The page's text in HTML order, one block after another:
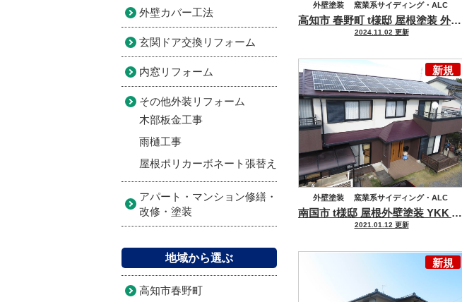
高知市 春野町 t様邸 屋根塗装 外壁塗装工事
2024.11.02 更新
外壁塗装
窯業系サイディング・ALC
屋根塗装
化粧スレート
ハウスメーカー
積水ハウス
新規
南国市 t様邸 屋根外壁塗装 YKK AP玄関ドア交換リフォーム 日本ペイント ファイン4Fベスト パーフェクトセラミックトップGで2色分けに施工しました。
2021.01.12 更新
外壁塗装
窯業系サイディング・ALC
屋根塗装
化粧スレート
ハウスメーカー
玄関ドア交換リフォーム
新規
外壁カバー工法
玄関ドア交換リフォーム
内窓リフォーム
その他外装リフォーム
木部板金工事
雨樋工事
屋根ポリカーボネート張替え
アパート・マンション修繕・
改修・塗装
地域から選ぶ
高知市春野町